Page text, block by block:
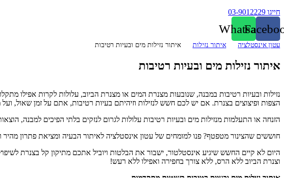
חייגו 03-9012229
Whatsapp
עטון אינסטלציה איתור נזילות איתור נזילות מים ובעיות רטיבות
איתור נזילות מים ובעיות רטיבות
נזילות ובעיות רטיבות במבנה, שנובעות מצנרת המים או מצנרת הביוב, עלולות לקרות אפילו
הצפות ופיצוצים בצנרת. אם יש לכם חשש לנזילות וזיהיתם בעיות רטיבות, אתם על זמן שאול,
הזנחה או התעלמות מנזילות מים ובעיות רטיבות עלולות לגרום לנזקים בלתי הפיכים למבנה,
חוששים שהצינור מטפטף? פנו למומחים של עטון אינסטלציה לאיתור הבעיה ומציאת פתרון
היום לא קיים החשש שיגיע אינסטלטור, ישבור את הבלטות ויוביל אתכם מתיקון קל בצנרת
וצנרת הביוב ללא הרס, ללא צורך בחפירה ואפילו ללא רעש!